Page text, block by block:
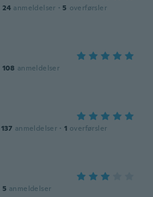
24 anmeldelser · 5 overførsler
108 anmeldelser
137 anmeldelser · 1 overførsler
5 anmeldelser